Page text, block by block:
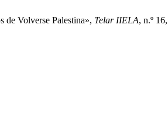
de Volverse Palestina», Telar IIELA, n.º